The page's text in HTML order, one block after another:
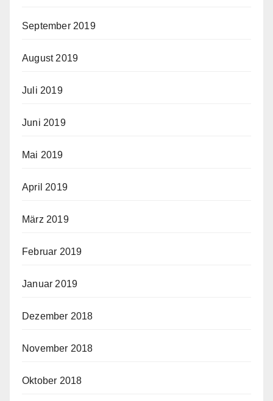
September 2019
August 2019
Juli 2019
Juni 2019
Mai 2019
April 2019
März 2019
Februar 2019
Januar 2019
Dezember 2018
November 2018
Oktober 2018